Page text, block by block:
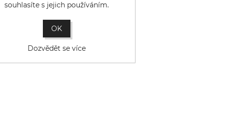
souhlasíte s jejich používáním.
OK
Dozvědět se více